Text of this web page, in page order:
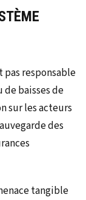
responsable
baisses de
sur les acteurs
des
tangible